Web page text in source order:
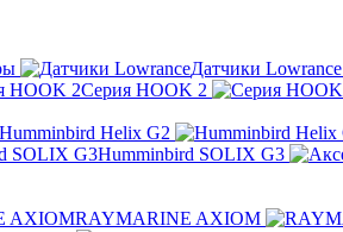
Датчики Lowrance
Серия HOOK 2
Humminbird Helix G2
Humminbird SOLIX G3
RAYMARINE AXIOM